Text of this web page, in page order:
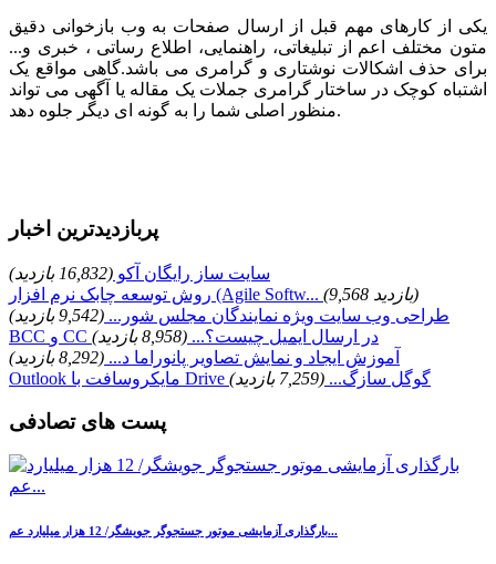
یکی از کارهای مهم قبل از ارسال صفحات به وب بازخوانی دقیق
متون مختلف اعم از تبلیغاتی، راهنمایی، اطلاع رساتی ، خبری و...
برای حذف اشکالات نوشتاری و گرامری می باشد.گاهی مواقع یک
اشتباه کوچک در ساختار گرامری جملات یک مقاله یا آگهی می تواند
منظور اصلی شما را به گونه ای دیگر جلوه دهد.
پربازدیدترین اخبار
سایت ساز رایگان آکو (16,832 بازدید)
روش توسعه چابک نرم افزار (Agile Softw...
(9,568 بازدید)
طراحی وب سایت ویژه نمایندگان مجلس شور... (9,542 بازدید)
BCC و CC در ارسال ایمیل چیست؟... (8,958 بازدید)
آموزش ایجاد و نمایش تصاویر پانوراما د... (8,292 بازدید)
Outlook مایکروسافت با Drive گوگل سازگ... (7,259 بازدید)
پست های تصادفی
بارگذاری آزمایشی موتور جستجوگر جویشگر/ 12 هزار میلیارد عم...